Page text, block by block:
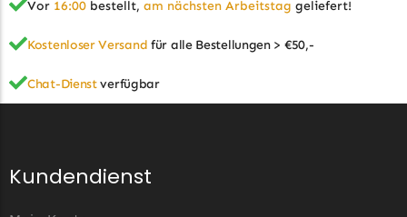
Vor 16:00 bestellt, am nächsten Arbeitstag geliefert!
Kostenloser Versand für alle Bestellungen > €50,-
Chat-Dienstverfügbar
Kundendienst